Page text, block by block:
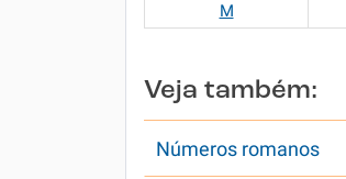
M
Veja também:
Números romanos